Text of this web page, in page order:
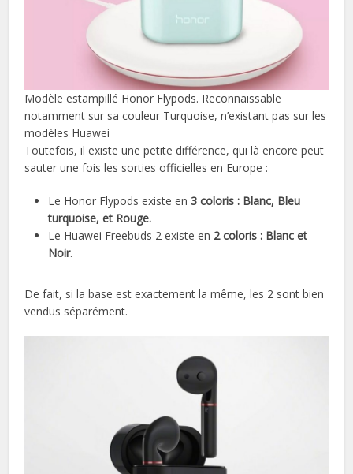
Modèle estampillé Honor Flypods. Reconnaissable
notamment sur sa couleur Turquoise, n’existant pas sur les
modèles Huawei
Toutefois, il existe une petite différence, qui là encore peut
sauter une fois les sorties officielles en Europe :
Le Honor Flypods existe en3 coloris : Blanc, Bleu
turquoise, et Rouge.
Le Huawei Freebuds 2 existe en 2 coloris : Blanc et
Noir.
De fait, si la base est exactement la même, les 2 sont bien
vendus séparément.